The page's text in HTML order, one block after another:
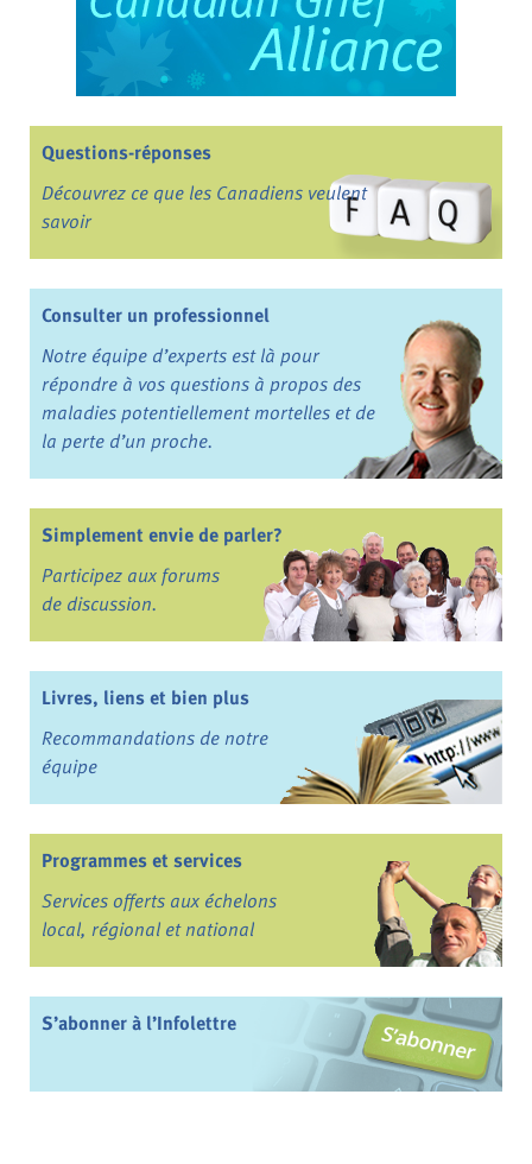
Questions-réponses
Découvrez ce que les Canadiens veulent
savoir
Consulter un professionnel
Notre équipe d’experts est là pour
répondre à vos questions à propos des
maladies potentiellement mortelles et de
la perte d’un proche.
Simplement envie de parler?
Participez aux forums
de discussion.
Livres, liens et bien plus
Recommandations de notre
équipe
Programmes et services
Services offerts aux échelons
local, régional et national
S’abonner à l’Infolettre